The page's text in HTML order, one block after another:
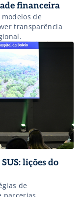
financeira
de
transparência
lições do
de